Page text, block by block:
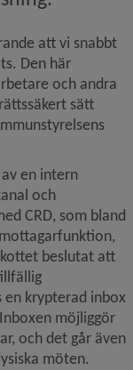
att vi snabbt
Den här
och andra
sätt
en intern
och
CRD, som bland
beslutat att
en krypterad inbox
möjliggör
och det går även
möten.